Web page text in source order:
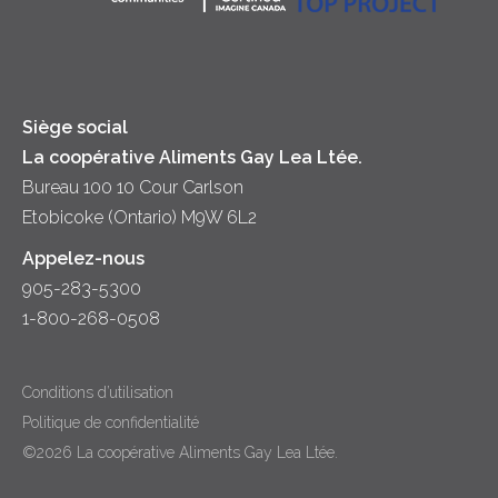
Siège social
La coopérative Aliments Gay Lea Ltée.
Bureau 100 10 Cour Carlson
Etobicoke (Ontario) M9W 6L2
Appelez-nous
905-283-5300
1-800-268-0508
Conditions d’utilisation
Politique de confidentialité
©2026 La coopérative Aliments Gay Lea Ltée.